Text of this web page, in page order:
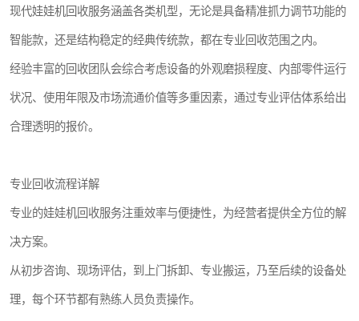
现代娃娃机回收服务涵盖各类机型，无论是具备精准抓力调节功能的
智能款，还是结构稳定的经典传统款，都在专业回收范围之内。
经验丰富的回收团队会综合考虑设备的外观磨损程度、内部零件运行
状况、使用年限及市场流通价值等多重因素，通过专业评估体系给出
合理透明的报价。
专业回收流程详解
专业的娃娃机回收服务注重效率与便捷性，为经营者提供全方位的解
决方案。
从初步咨询、现场评估，到上门拆卸、专业搬运，乃至后续的设备处
理，每个环节都有熟练人员负责操作。